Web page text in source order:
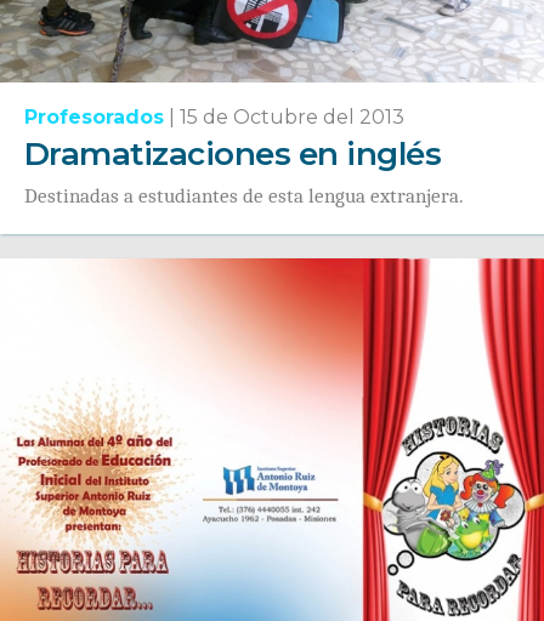
Profesorados 15 de Octubre del 2013
Dramatizaciones en inglés
Destinadas a estudiantes de esta lengua extranjera.